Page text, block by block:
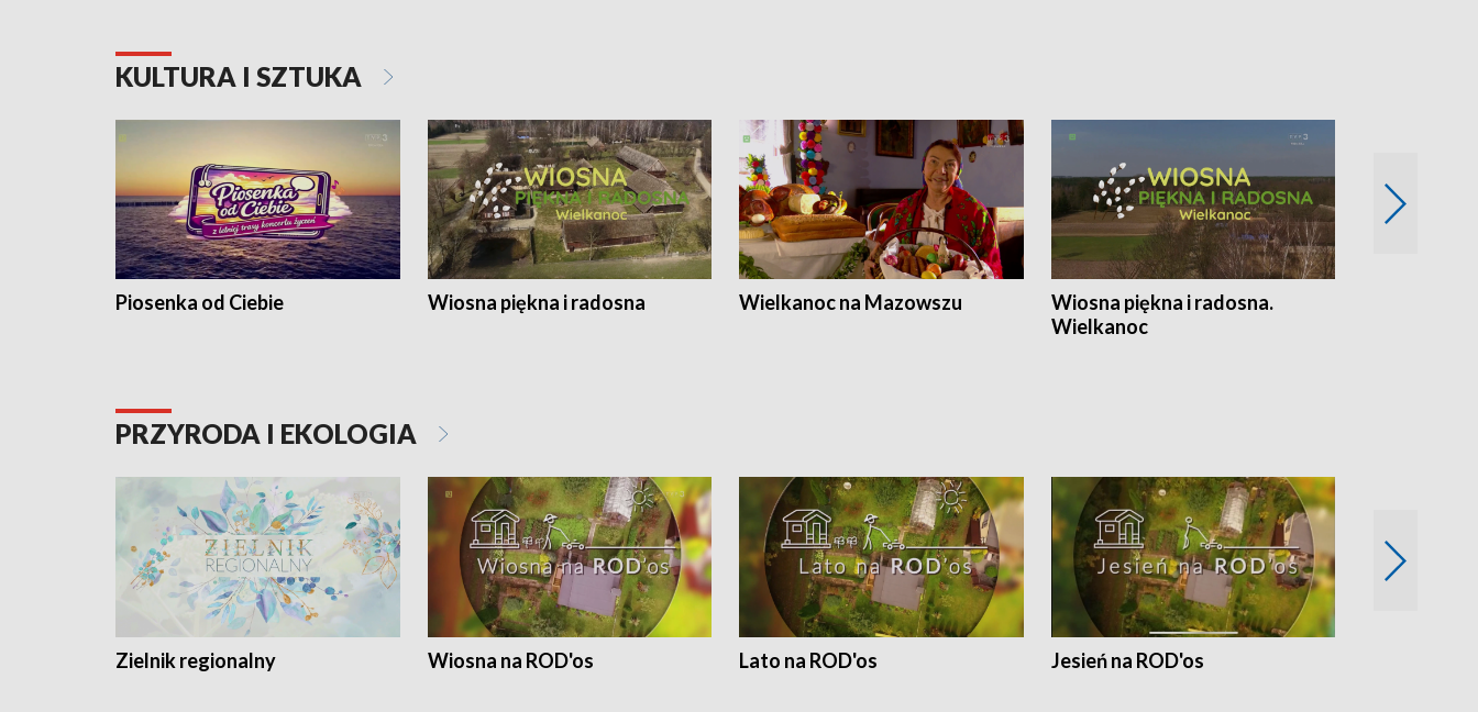
KULTURA I SZTUKA
Piosenka od Ciebie Wiosna piękna i radosna Wielkanoc na Mazowszu
Wiosna piękna i radosna.
Wielkanoc
PRZYRODA I EKOLOGIA
Zielnik regionalny Wiosna na ROD'os Lato na ROD'os Jesień na ROD'os